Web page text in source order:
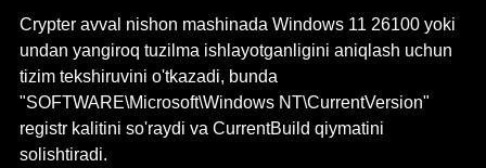
Crypter avval nishon mashinada Windows 11 26100 yoki
undan yangiroq tuzilma ishlayotganligini aniqlash uchun
tizim tekshiruvini o'tkazadi, bunda
"SOFTWARE\Microsoft\Windows NT\CurrentVersion"
registr kalitini so'raydi va CurrentBuild qiymatini
solishtiradi.